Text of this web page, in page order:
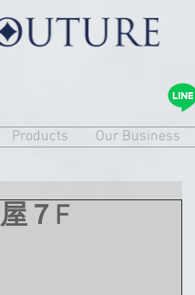
Products Our Business
７F